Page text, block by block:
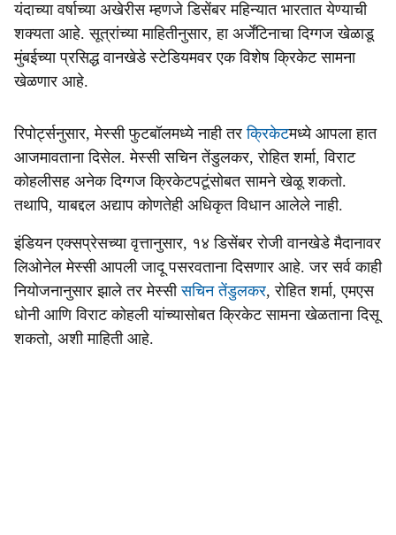
r
e
यंदाच्या वर्षाच्या अखेरीस म्हणजे डिसेंबर महिन्यात भारतात येण्याची
शक्यता आहे. सूत्रांच्या माहितीनुसार, हा अर्जेंटिनाचा दिग्गज खेळाडू
मुंबईच्या प्रसिद्ध वानखेडे स्टेडियमवर एक विशेष क्रिकेट सामना
खेळणार आहे.
रिपोर्ट्सनुसार, मेस्सी फुटबॉलमध्ये नाही तरक्रिकेटमध्ये आपला हात
आजमावताना दिसेल. मेस्सी सचिन तेंडुलकर, रोहित शर्मा, विराट
कोहलीसह अनेक दिग्गज क्रिकेटपटूंसोबत सामने खेळू शकतो.
तथापि, याबद्दल अद्याप कोणतेही अधिकृत विधान आलेले नाही.
इंडियन एक्सप्रेसच्या वृत्तानुसार, १४ डिसेंबर रोजी वानखेडे मैदानावर
लिओनेल मेस्सी आपली जादू पसरवताना दिसणार आहे. जर सर्व काही
नियोजनानुसार झाले तर मेस्सीसचिन तेंडुलकर, रोहित शर्मा, एमएस
धोनी आणि विराट कोहली यांच्यासोबत क्रिकेट सामना खेळताना दिसू
शकतो, अशी माहिती आहे.